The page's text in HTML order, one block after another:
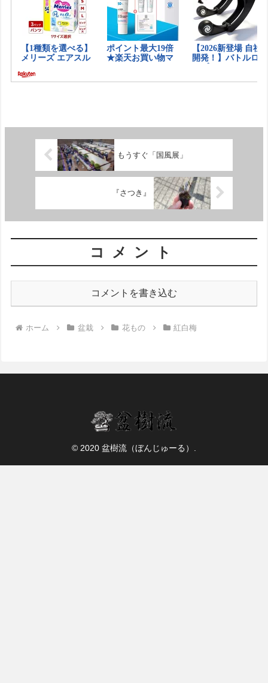
もうすぐ「国風展」
『さつき』
コメント
コメントを書き込む
ホーム 盆栽 花もの 紅白梅
© 2020 盆樹流（ぼんじゅーる）.